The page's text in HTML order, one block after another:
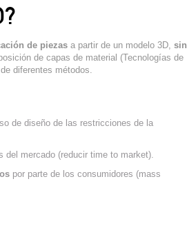
de piezasa partir de un modelo 3D, sin
de capas de material (Tecnologías de
diferentes métodos.
de diseño de las restricciones de la
mercado (reducir time to market).
por parte de los consumidores (mass